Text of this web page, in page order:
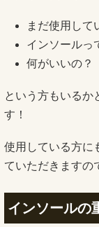
まだ使用して
インソールっ
何がいいの？
という方もいるか
す！
使用している方に
ていただきますの
インソールの